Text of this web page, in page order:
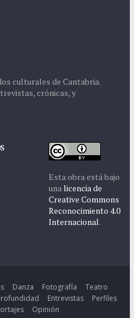
culturales de Cantabria.
crónicas, y
Esta obra está bajo
unalicencia de
Creative Commons
Reconocimiento 4.0
Internacional.
Danza Fotografía
Teatro
Entrevistas
Perfiles
Opinión